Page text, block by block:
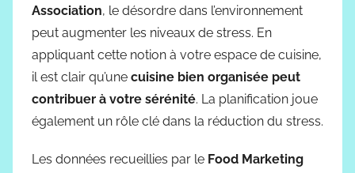
Association, le désordre dans l’environnement
peut augmenter les niveaux de stress. En
appliquant cette notion à votre espace de cuisine,
il est clair qu’une cuisine bien organisée peut
contribuer à votre sérénité. La planification joue
également un rôle clé dans la réduction du stress.
Les données recueillies par le Food Marketing